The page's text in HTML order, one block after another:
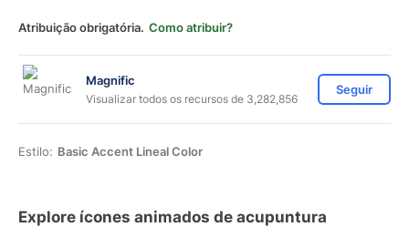
Atribuição obrigatória. Como atribuir?
Magnific
Visualizar todos os recursos de 3,282,856
Seguir
Estilo: Basic Accent Lineal Color
Explore ícones animados de acupuntura